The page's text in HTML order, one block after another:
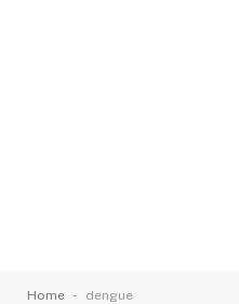
Home - dengue